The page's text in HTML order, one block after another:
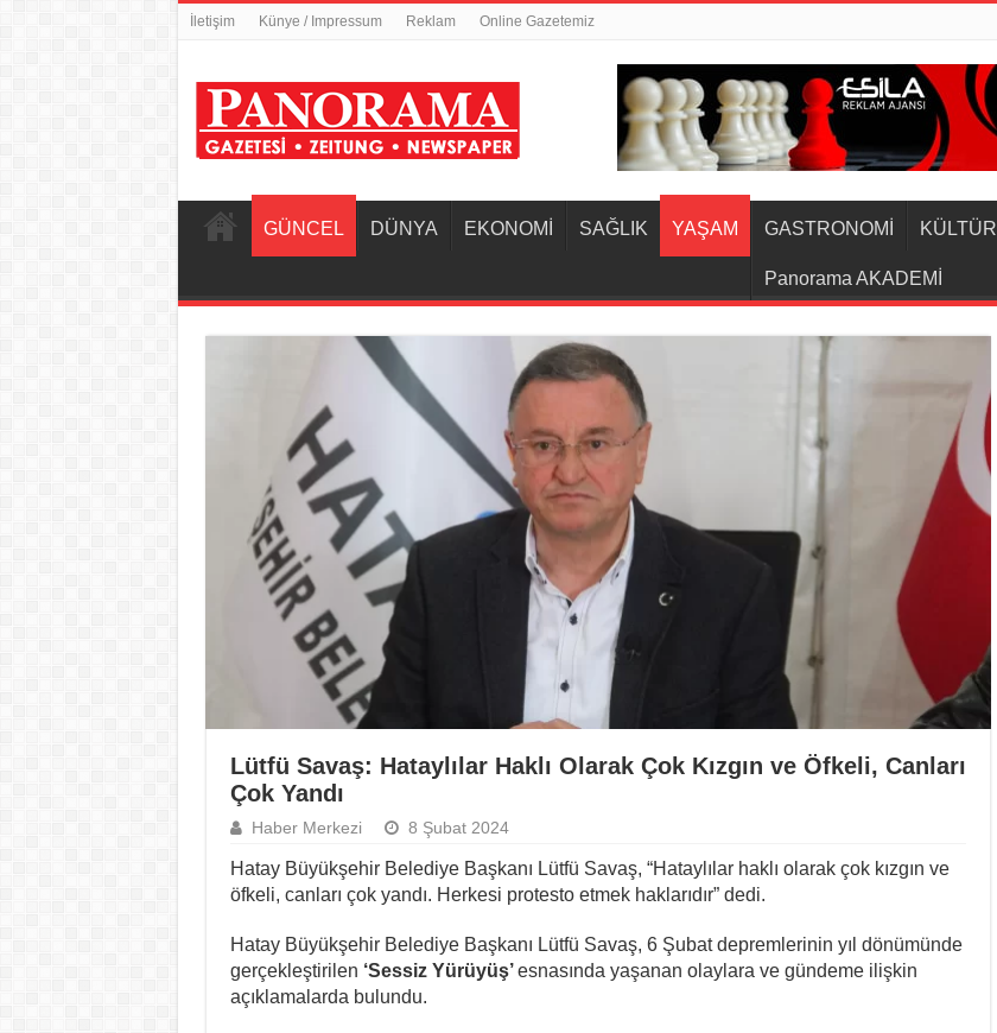
İletişim Künye / Impressum Reklam Online Gazetemiz
GÜNCEL DÜNYA EKONOMİ SAĞLIK YAŞAM GASTRONOMİ KÜLTÜR
Panorama AKADEMİ
Lütfü Savaş: Hataylılar Haklı Olarak Çok Kızgın ve Öfkeli, Canları
Çok Yandı
Haber Merkezi 8 Şubat 2024
Hatay Büyükşehir Belediye Başkanı Lütfü Savaş, “Hataylılar haklı olarak çok kızgın ve
öfkeli, canları çok yandı. Herkesi protesto etmek haklarıdır” dedi.
Hatay Büyükşehir Belediye Başkanı Lütfü Savaş, 6 Şubat depremlerinin yıl dönümünde
gerçekleştirilen ‘Sessiz Yürüyüş’esnasında yaşanan olaylara ve gündeme ilişkin
açıklamalarda bulundu.